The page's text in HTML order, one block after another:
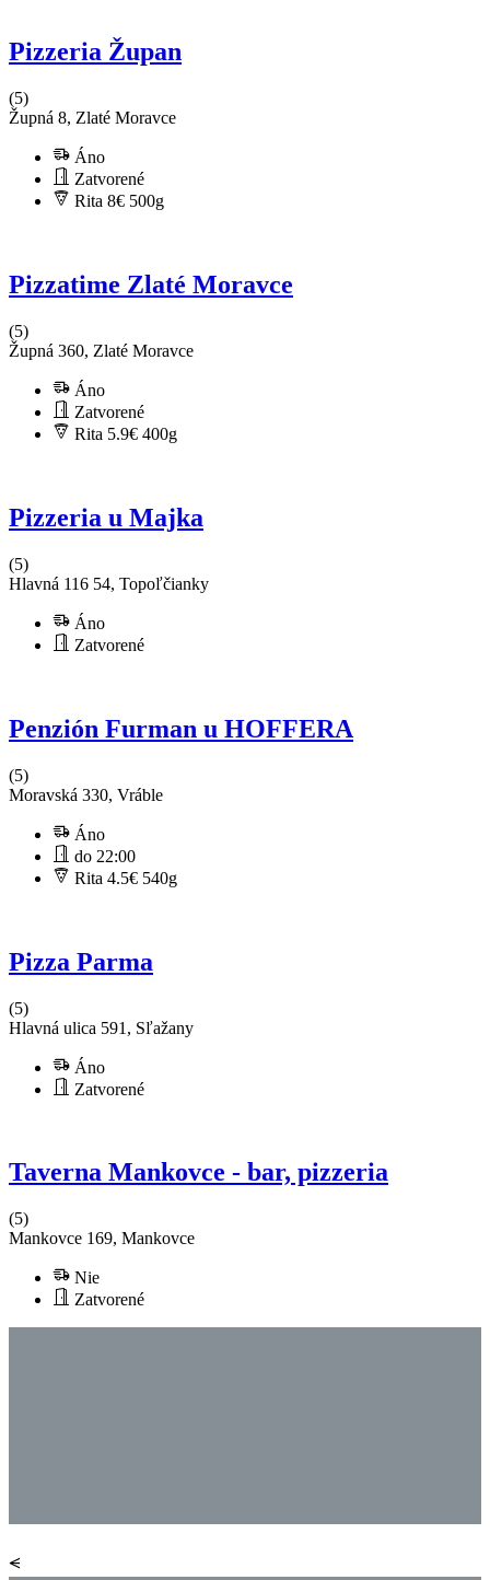
Pizzeria Župan
(5)
Župná 8, Zlaté Moravce
Áno
Zatvorené
Rita 8€ 500g
Pizzatime Zlaté Moravce
(5)
Župná 360, Zlaté Moravce
Áno
Zatvorené
Rita 5.9€ 400g
Pizzeria u Majka
(5)
Hlavná 116 54, Topoľčianky
Áno
Zatvorené
Penzión Furman u HOFFERA
(5)
Moravská 330, Vráble
Áno
do 22:00
Rita 4.5€ 540g
Pizza Parma
(5)
Hlavná ulica 591, Sľažany
Áno
Zatvorené
Taverna Mankovce - bar, pizzeria
(5)
Mankovce 169, Mankovce
Nie
Zatvorené
⪪